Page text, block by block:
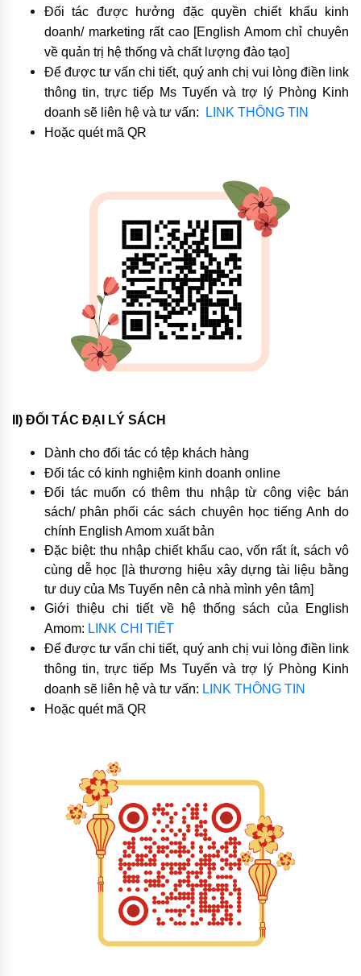
Đối tác được hưởng đặc quyền chiết khấu kinh
doanh/ marketing rất cao [English Amom chỉ chuyên
về quản trị hệ thống và chất lượng đào tạo]
Để được tư vấn chi tiết, quý anh chị vui lòng điền link
thông tin, trực tiếp Ms Tuyến và trợ lý Phòng Kinh
doanh sẽ liên hệ và tư vấn:
LINK THÔNG TIN
Hoặc quét mã QR
II) ĐỐI TÁC ĐẠI LÝ SÁCH
Dành cho đối tác có tệp khách hàng
Đối tác có kinh nghiệm kinh doanh online
Đối tác muốn có thêm thu nhập từ công việc bán
sách/ phân phối các sách chuyên học tiếng Anh do
chính English Amom xuất bản
Đặc biệt: thu nhập chiết khấu cao, vốn rất ít, sách vô
cùng dễ học [là thương hiệu xây dựng tài liệu bằng
tư duy của Ms Tuyến nên cả nhà mình yên tâm]
Giới thiệu chi tiết về hệ thống sách của English
Amom: LINK CHI TIẾT
Để được tư vấn chi tiết, quý anh chị vui lòng điền link
thông tin, trực tiếp Ms Tuyến và trợ lý Phòng Kinh
doanh sẽ liên hệ và tư vấn: LINK THÔNG TIN
Hoặc quét mã QR